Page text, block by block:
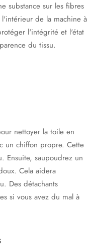
substance sur les fibres
de la machine à
l'intégrité et l'état
du tissu.
nettoyer la toile en
un chiffon propre. Cette
Ensuite, saupoudrez un
Cela aidera
Des détachants
si vous avez du mal à